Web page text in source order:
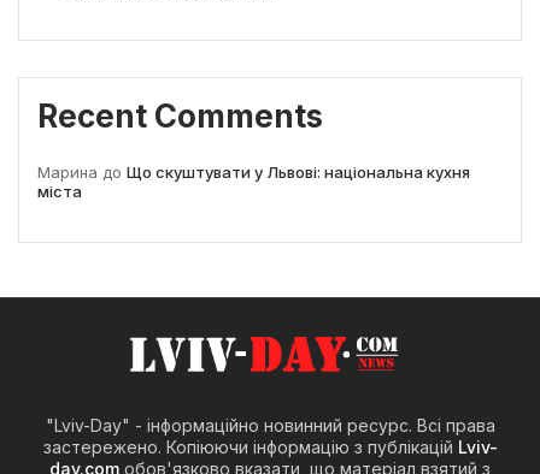
Recent Comments
Марина до Що скуштувати у Львові: національна кухня
міста
"Lviv-Day" - інформаційно новинний ресурс. Всі права
застережено. Копіюючи інформацію з публікацій Lviv-
day.com обов'язково вказати, що матеріал взятий з